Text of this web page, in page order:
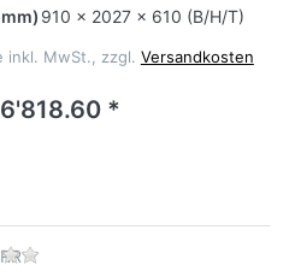
910 x 2027 x 610 (B/H/T)
inkl. MwSt., zzgl. Versandkosten
*
Zu diesem Produkt liegen